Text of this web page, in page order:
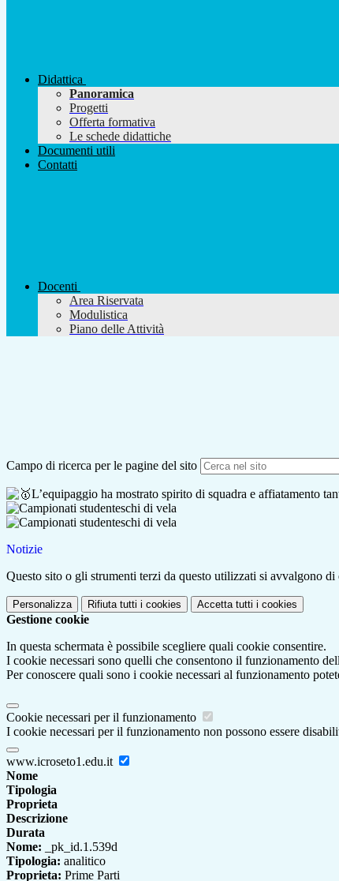
Didattica
Panoramica
Progetti
Offerta formativa
Le schede didattiche
Documenti utili
Contatti
Docenti
Area Riservata
Modulistica
Piano delle Attività
Campo di ricerca per le pagine del sito
L’equipaggio ha mostrato spirito di squadra e affiatamento
Notizie
Questo sito o gli strumenti terzi da questo utilizzati si avvalgono
Personalizza Rifiuta tutti i cookies Accetta tutti i cookies
Gestione cookie
In questa schermata è possibile scegliere quali cookie consentire.
I cookie necessari sono quelli che consentono il funzionamento
Per conoscere quali sono i cookie necessari al funzionamento
Cookie necessari per il funzionamento
I cookie necessari per il funzionamento non possono essere
www.icroseto1.edu.it
Nome
Tipologia
Proprieta
Descrizione
Durata
Nome: _pk_id.1.539d
Tipologia: analitico
Proprieta: Prime Parti